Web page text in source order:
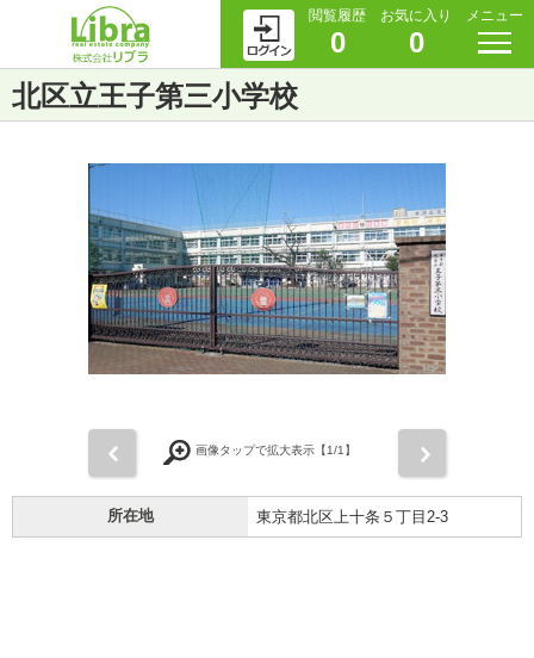
閲覧履歴
0
お気に入り
0
メニュー
北区立王子第三小学校
画像タップで拡大表示【1/1】
所在地 東京都北区上十条５丁目2-3